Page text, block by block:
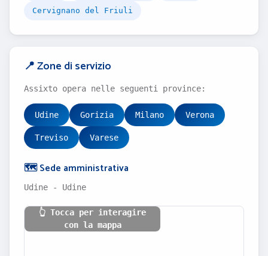
Cervignano del Friuli
📍 Zone di servizio
Assixto opera nelle seguenti province:
Udine Gorizia Milano Verona
Treviso Varese
🗺️ Sede amministrativa
Udine - Udine
👆 Tocca per interagire
con la mappa